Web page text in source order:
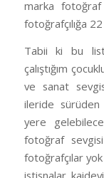
marka fotoğraf
fotoğrafçılığa
Tabii ki bu
çalıştığım
ve sanat
ileride sürüden
yere
fotoğraf sevgisi
fotoğrafçılar